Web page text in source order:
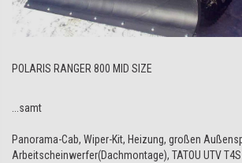
POLARIS RANGER 800 MID SIZE
...samt
Panorama-Cab, Wiper-Kit, Heizung, großen
Arbeitscheinwerfer(Dachmontage), TATOU UTV